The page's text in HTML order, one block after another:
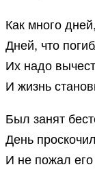
Как много
Дней, что
Их надо
И жизнь
Был занят
День
И не пожал